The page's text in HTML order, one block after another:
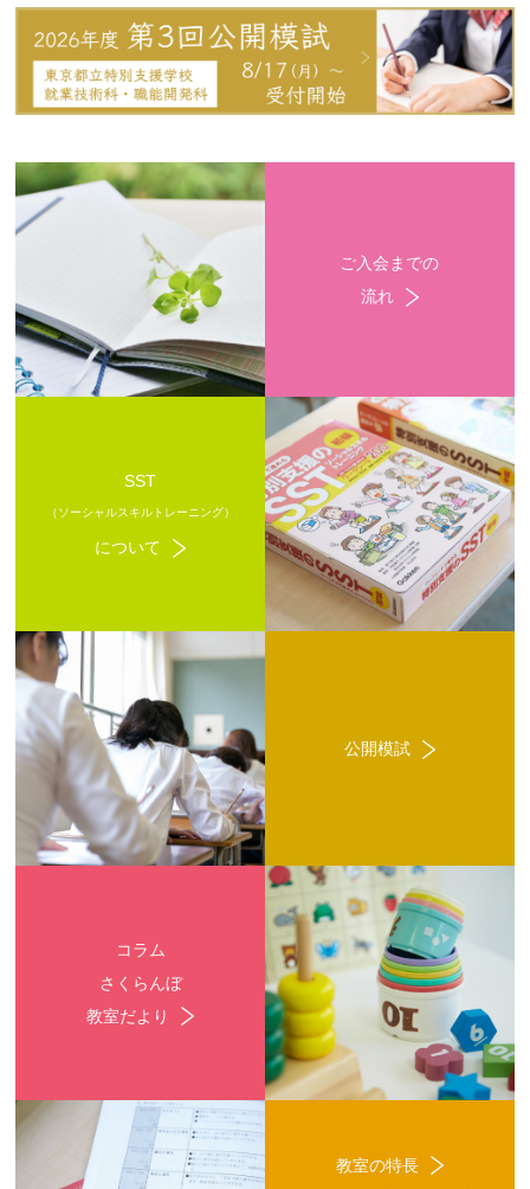
ご入会までの
流れ
SST
（ソーシャルスキルトレーニング）
について
公開模試
コラム
さくらんぼ
教室だより
教室の特長